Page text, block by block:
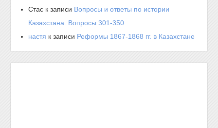
Стас к записи Вопросы и ответы по истории
Казахстана. Вопросы 301-350
настя к записи Реформы 1867-1868 гг. в Казахстане